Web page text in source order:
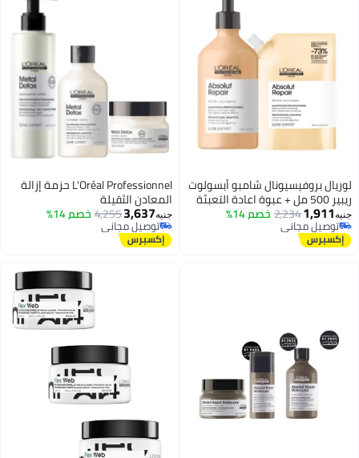
لوريال بروفيسيونال شامبو أبسولوت
ريبير 500 مل + عبوة اعادة التعبئة
500 مل
جنيه1,911
2,234خصم 14%
توصيل مجاني
توصيل مجاني
L'Oréal Professionnel حزمة إزالة
المعادن الثقيلة
جنيه3,637
4,255خصم 14%
توصيل مجاني
توصيل مجاني